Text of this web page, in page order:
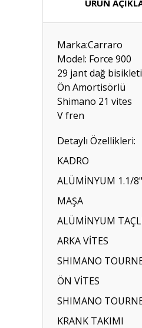
ÜRÜN
Marka:Carraro
Model: Force 900
29 jant dağ bisikleti
Ön Amortisörlü
Shimano 21 vites
V fren
Detaylı Özellikleri:
KADRO
ALÜMİNYUM 1.1/8"
MAŞA
ALÜMİNYUM
ARKA VİTES
SHIMANO
ÖN VİTES
SHIMANO
KRANK TAKIMI